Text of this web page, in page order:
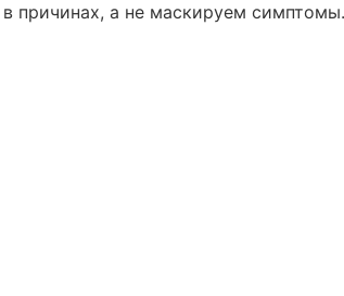
причинах, а не маскируем